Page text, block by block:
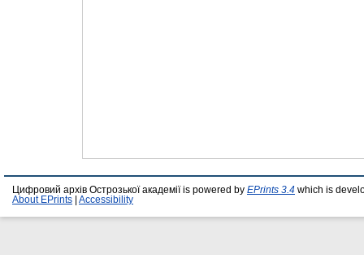
Цифровий архів Острозької академії is powered by EPrints 3.4 which is
About EPrints
Accessibility